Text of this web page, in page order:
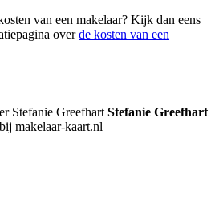
van een makelaar? Kijk dan eens
overde kosten van een
Stefanie Greefhart
makelaar-kaart.nl